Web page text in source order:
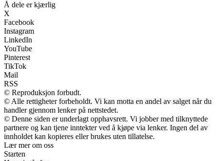
Å dele er kjærlig
X
Facebook
Instagram
LinkedIn
YouTube
Pinterest
TikTok
Mail
RSS
© Reproduksjon forbudt.
© Alle rettigheter forbeholdt. Vi kan motta en andel av salget når du
handler gjennom lenker på nettstedet.
© Denne siden er underlagt opphavsrett. Vi jobber med tilknyttede
partnere og kan tjene inntekter ved å kjøpe via lenker. Ingen del av
innholdet kan kopieres eller brukes uten tillatelse.
Lær mer om oss
Starten